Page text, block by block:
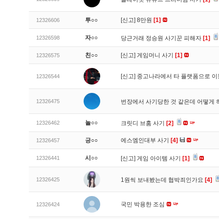
12326606 투○○ [신고] 8만원 [1]
12326598 자○○ 당근거래 정승원 사기꾼 피해자 [1]
12326575 친○○ [신고] 게임머니 사기 [1]
12326544 [신고] 중고나라에서 타 플랫폼으로 이
12326475 번장에서 사기당한 것 같은데 어떻게
12326462 놀○○ 크릿디 브훔 사기 [2]
12326457 긍○○ 에스엠인대부 사기 [4]
12326441 시○○ [신고] 게임 아이템 사기 [1]
12326425 1원씩 보내봤는데 협박죄인가요 [4]
12326424 국민 박용한 조심